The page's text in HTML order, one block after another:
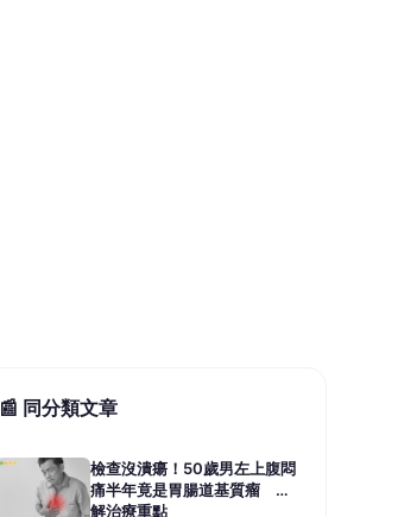
📰 同分類文章
檢查沒潰瘍！50歲男左上腹悶
痛半年竟是胃腸道基質瘤 醫
解治療重點